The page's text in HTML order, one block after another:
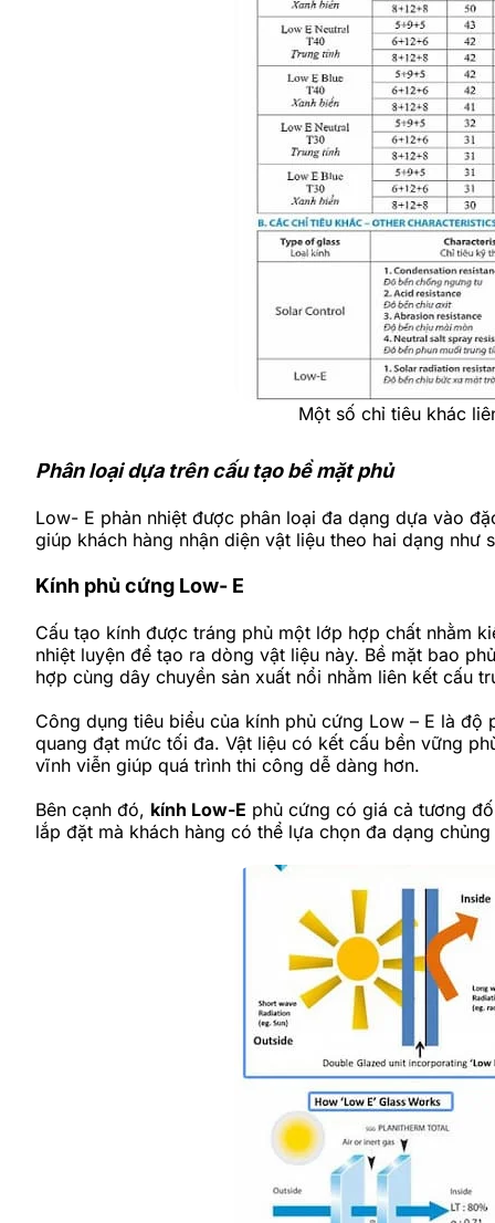
Một số chỉ tiêu khác
Phân loại dựa trên cấu tạo bề mặt phủ
Low- E phản nhiệt được phân loại đa dạng dựa vào
giúp khách hàng nhận diện vật liệu theo hai dạng như
Kính phủ cứng Low- E
Cấu tạo kính được tráng phủ một lớp hợp chất nhằm
nhiệt luyện để tạo ra dòng vật liệu này. Bề mặt bao
hợp cùng dây chuyền sản xuất nổi nhằm liên kết cấu
Công dụng tiêu biểu của kính phủ cứng Low – E là
quang đạt mức tối đa. Vật liệu có kết cấu bền vững
vĩnh viễn giúp quá trình thi công dễ dàng hơn.
Bên cạnh đó, kính Low-E phủ cứng có giá cả tương
lắp đặt mà khách hàng có thể lựa chọn đa dạng